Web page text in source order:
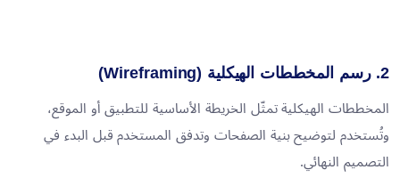
2. رسم المخططات الهيكلية (Wireframing)
المخططات الهيكلية تمثّل الخريطة الأساسية للتطبيق أو الموقع،
وتُستخدم لتوضيح بنية الصفحات وتدفق المستخدم قبل البدء في
التصميم النهائي.